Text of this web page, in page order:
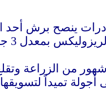
ينصح برش أحد
بمعدل 3 جم/ كجم بذور.
تصبح جذور الجذر صالحة للحصاد
تميداً